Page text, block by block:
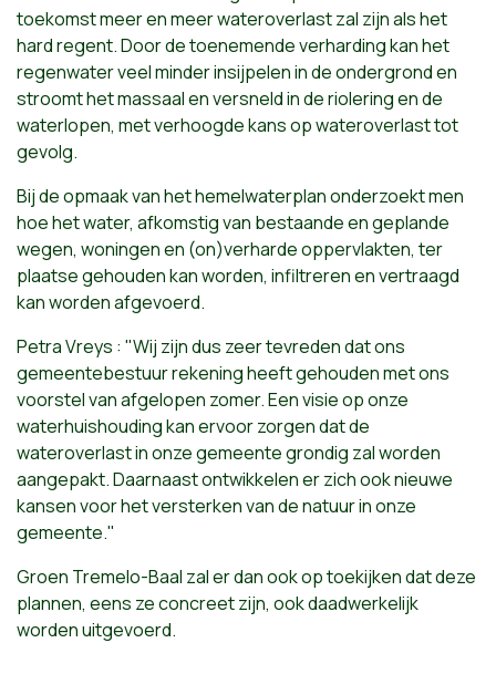
toekomst meer en meer wateroverlast zal zijn als het
hard regent. Door de toenemende verharding kan het
regenwater veel minder insijpelen in de ondergrond en
stroomt het massaal en versneld in de riolering en de
waterlopen, met verhoogde kans op wateroverlast tot
gevolg.
Bij de opmaak van het hemelwaterplan onderzoekt men
hoe het water, afkomstig van bestaande en geplande
wegen, woningen en (on)verharde oppervlakten, ter
plaatse gehouden kan worden, infiltreren en vertraagd
kan worden afgevoerd.
Petra Vreys : "Wij zijn dus zeer tevreden dat ons
gemeentebestuur rekening heeft gehouden met ons
voorstel van afgelopen zomer. Een visie op onze
waterhuishouding kan ervoor zorgen dat de
wateroverlast in onze gemeente grondig zal worden
aangepakt. Daarnaast ontwikkelen er zich ook nieuwe
kansen voor het versterken van de natuur in onze
gemeente."
Groen Tremelo-Baal zal er dan ook op toekijken dat deze
plannen, eens ze concreet zijn, ook daadwerkelijk
worden uitgevoerd.